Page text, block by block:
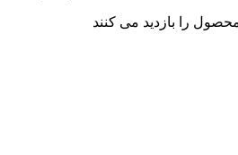
را بازدید می کنند